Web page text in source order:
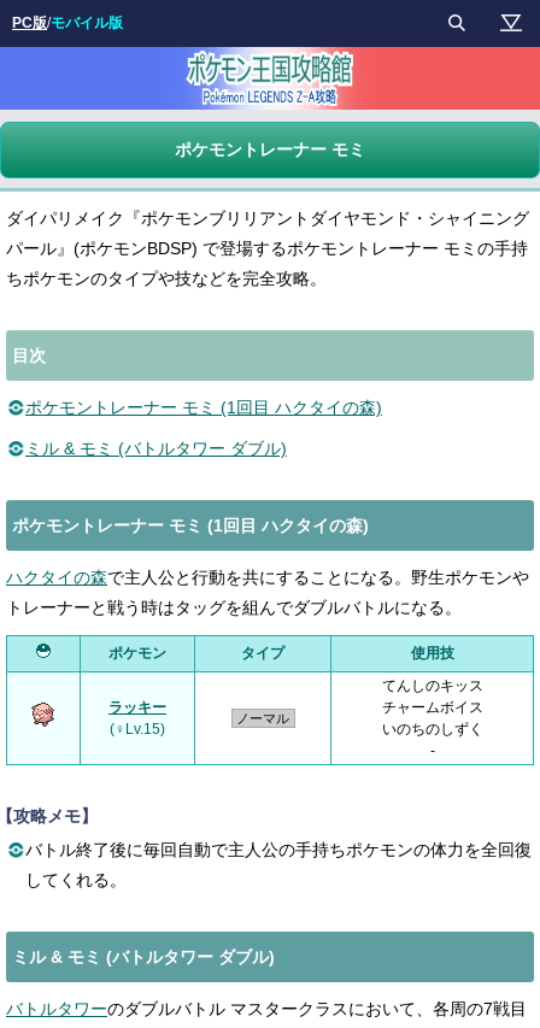
ポケモントレーナー モミ
ダイパリメイク『ポケモンブリリアントダイヤモンド・シャイニング
パール』(ポケモンBDSP) で登場するポケモントレーナー モミの手持
ちポケモンのタイプや技などを完全攻略。
目次
ポケモントレーナー モミ (1回目 ハクタイの森)
ミル & モミ (バトルタワー ダブル)
ポケモントレーナー モミ (1回目 ハクタイの森)
ハクタイの森で主人公と行動を共にすることになる。野生ポケモンや
トレーナーと戦う時はタッグを組んでダブルバトルになる。
ポケモン タイプ 使用技
ラッキー
(♀Lv.15)
ノーマル
てんしのキッス
チャームボイス
いのちのしずく
-
攻略メモ】
バトル終了後に毎回自動で主人公の手持ちポケモンの体力を全回復
してくれる。
ミル & モミ (バトルタワー ダブル)
バトルタワーのダブルバトル マスタークラスにおいて、各周の7戦目
PC版/モバイル版